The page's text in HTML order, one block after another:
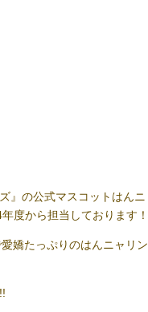
』の公式マスコットはんニ
度から担当しております！
嬌たっぷりのはんニャリン